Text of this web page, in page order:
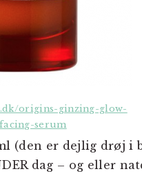
origins-ginzing-glow-
serum
(den er dejlig drøj i
dag – og eller